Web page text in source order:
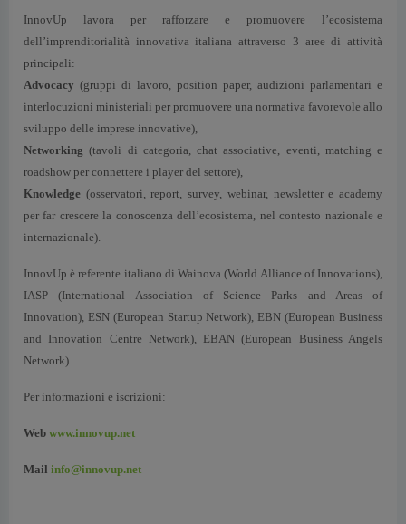
InnovUp lavora per rafforzare e promuovere l’ecosistema
dell’imprenditorialità innovativa italiana attraverso 3 aree di attività
principali:
Advocacy (gruppi di lavoro, position paper, audizioni parlamentari e
interlocuzioni ministeriali per promuovere una normativa favorevole allo
sviluppo delle imprese innovative),
Networking (tavoli di categoria, chat associative, eventi, matching e
roadshow per connettere i player del settore),
Knowledge (osservatori, report, survey, webinar, newsletter e academy
per far crescere la conoscenza dell’ecosistema, nel contesto nazionale e
internazionale).
InnovUp è referente italiano di Wainova (World Alliance of Innovations),
IASP (International Association of Science Parks and Areas of
Innovation), ESN (European Startup Network), EBN (European Business
and Innovation Centre Network), EBAN (European Business Angels
Network).
Per informazioni e iscrizioni:
Web www.innovup.net
Mail info@innovup.net